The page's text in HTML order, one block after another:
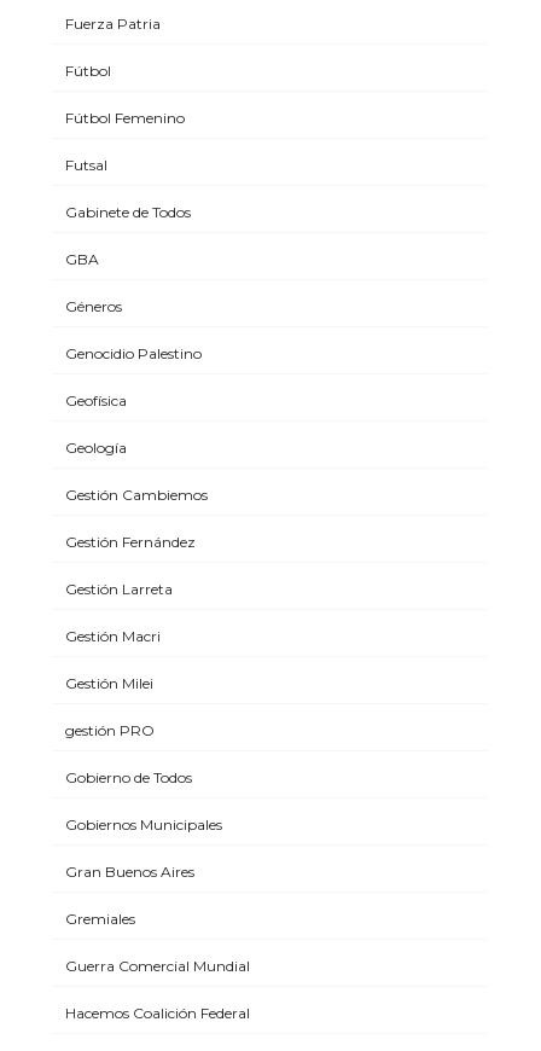
Fuerza Patria
Fútbol
Fútbol Femenino
Futsal
Gabinete de Todos
GBA
Géneros
Genocidio Palestino
Geofísica
Geología
Gestión Cambiemos
Gestión Fernández
Gestión Larreta
Gestión Macri
Gestión Milei
gestión PRO
Gobierno de Todos
Gobiernos Municipales
Gran Buenos Aires
Gremiales
Guerra Comercial Mundial
Hacemos Coalición Federal